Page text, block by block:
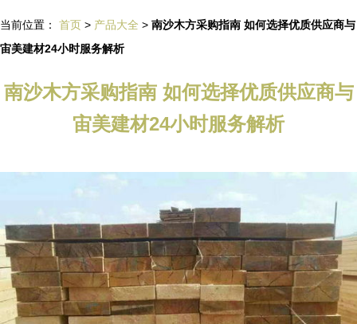
当前位置： 首页 > 产品大全 > 南沙木方采购指南 如何选择优质供应商与
宙美建材24小时服务解析
南沙木方采购指南 如何选择优质供应商与
宙美建材24小时服务解析